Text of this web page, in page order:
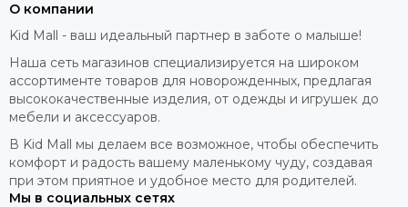
О компании
Kid Mall - ваш идеальный партнер в заботе о малыше!
Наша сеть магазинов специализируется на широком
ассортименте товаров для новорожденных, предлагая
высококачественные изделия, от одежды и игрушек до
мебели и аксессуаров.
В Kid Mall мы делаем все возможное, чтобы обеспечить
комфорт и радость вашему маленькому чуду, создавая
при этом приятное и удобное место для родителей.
Мы в социальных сетях